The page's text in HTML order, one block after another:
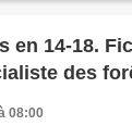
en 14-18.
des
08:00